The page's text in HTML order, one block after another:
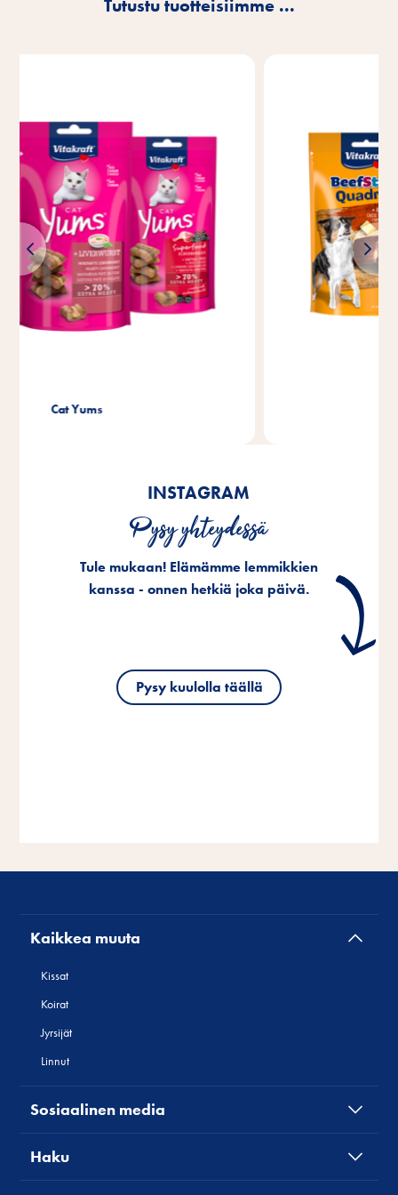
Tutustu tuotteisiimme ...
INSTAGRAM
Pysy yhteydessä
Tule mukaan! Elämämme lemmikkien
kanssa - onnen hetkiä joka päivä.
Pysy kuulolla täällä
Kaikkea muuta
Kissat
Koirat
Jyrsijät
Linnut
Sosiaalinen media
Haku